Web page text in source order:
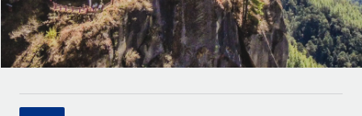
プラットフォーム
チームのための人事の基本機能を内蔵
接続 新しい
当社のMCPを使用して、あらゆるAIツールをRemoteに接続
企業
大企業向けのグローバルHR
パートナーに登録
HR用語集
チェックリストおよびテンプレート
職務内容ライブラリ
Italiano
Português (Portugal)
日本語